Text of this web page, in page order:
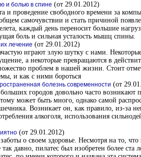
и болью в спине (от 29.01.2012)
и проведение свободного времени за
самочувствии и стать причиной
каждый день переносит большие
боль и сильная усталость мышц спины.
лечение (от 29.01.2012)
играют злую шутку с нами.
а некоторые превращаются в
проблем в нашей жизни. Стоит
и как с ними бороться
болезнь современности (от
городов довольно часто возникают
может быть много, однако самой
Возникает он, как правило, из-за
алкоголя, использования
(от 29.01.2012)
о своем здоровье. Несмотря на то, что
давно, пилатес был изобретен более ста